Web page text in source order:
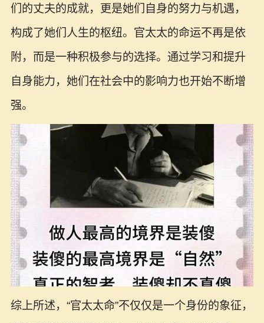
们的丈夫的成就，更是她们自身的努力与机遇，
构成了她们人生的枢纽。官太太的命运不再是依
附，而是一种积极参与的选择。通过学习和提升
自身能力，她们在社会中的影响力也开始不断增
强。
综上所述，“官太太命”不仅仅是一个身份的象征，